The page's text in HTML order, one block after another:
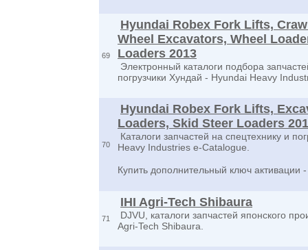
69
Hyundai Robex Fork Lifts,
Wheel Excavators, Wheel
Loaders 2013
Электронный каталоги подбора
погрузчики Хундай - Hyundai Heavy
70
Hyundai Robex Fork Lifts,
Loaders, Skid Steer Loaders
Каталоги запчастей на спецтехнику и
Heavy Industries e-Catalogue.
Купить дополнительный ключ активации
71
IHI Agri-Tech Shibaura
DJVU, каталоги запчастей японского
Agri-Tech Shibaura.